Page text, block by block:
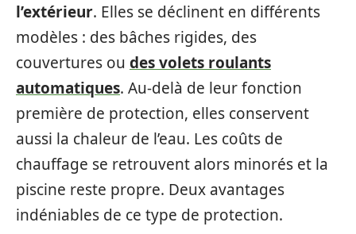
l’extérieur. Elles se déclinent en différents
modèles : des bâches rigides, des
couvertures ou des volets roulants
automatiques. Au-delà de leur fonction
première de protection, elles conservent
aussi la chaleur de l’eau. Les coûts de
chauffage se retrouvent alors minorés et la
piscine reste propre. Deux avantages
indéniables de ce type de protection.